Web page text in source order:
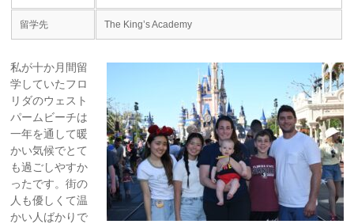
留学先 The King’s Academy
私が十か月間留
学していたフロ
リダのウェスト
パームビーチは
一年を通して暖
かい気候でとて
も過ごしやすか
ったです。街の
人も優しくて温
かい人ばかりで